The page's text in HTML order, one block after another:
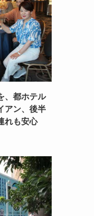
、都ホテル
アン、後半
れも安心